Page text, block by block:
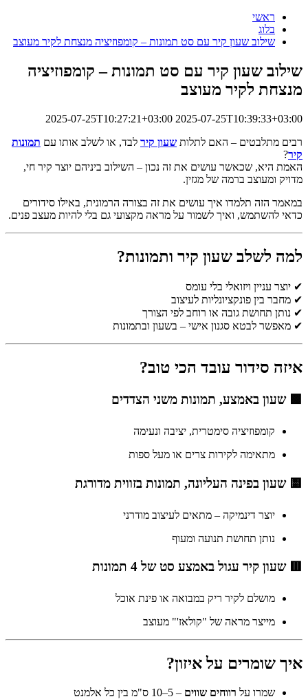
ראשי
בלוג
שילוב שעון קיר עם סט תמונות – קומפוזיציה מנצחת לקיר מעוצב
שילוב שעון קיר עם סט תמונות – קומפוזיציה
מנצחת לקיר מעוצב
2025-07-25T10:27:21+03:00 2025-07-25T10:39:33+03:00
רבים מתלבטים – האם לתלות שעון קיר לבד, או לשלב אותו עם תמונות
קיר?
האמת היא, שכאשר עושים את זה נכון – השילוב ביניהם יוצר קיר חי,
מדויק ומעוצב ברמה של מגזין.
במאמר הזה תלמדו איך עושים את זה בצורה הרמונית, באילו סידורים
כדאי להשתמש, ואיך לשמור על מראה מקצועי גם בלי להיות מעצב פנים.
למה לשלב שעון קיר ותמונות?
✔ יוצר עניין ויזואלי בלי עומס
✔ מחבר בין פונקציונליות לעיצוב
✔ נותן תחושת גובה או רוחב לפי הצורך
✔ מאפשר לבטא סגנון אישי – בשעון ובתמונות
איזה סידור עובד הכי טוב?
🟩 שעון באמצע, תמונות משני הצדדים
קומפוזיציה סימטרית, יציבה ונעימה
מתאימה לקירות צרים או מעל ספות
🟨 שעון בפינה העליונה, תמונות בזווית מדורגת
יוצר דינמיקה – מתאים לעיצוב מודרני
נותן תחושת תנועה ומעוף
🟥 שעון קיר עגול באמצע סט של 4 תמונות
מושלם לקיר ריק במבואה או פינת אוכל
מייצר מראה של "קולאז'" מעוצב
איך שומרים על איזון?
שמרו על רווחים שווים – 5–10 ס"מ בין כל אלמנט